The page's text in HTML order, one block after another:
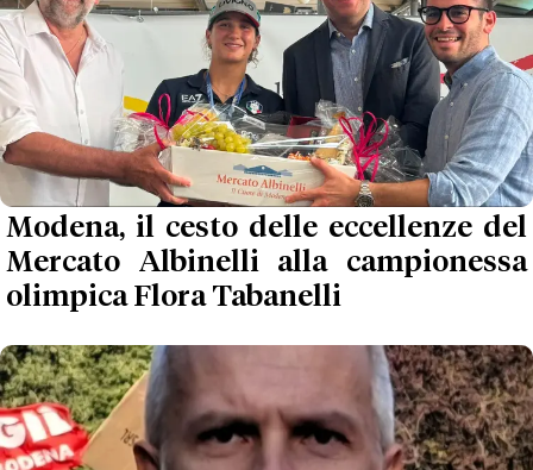
Modena, il cesto delle eccellenze del
Mercato Albinelli alla campionessa
olimpica Flora Tabanelli